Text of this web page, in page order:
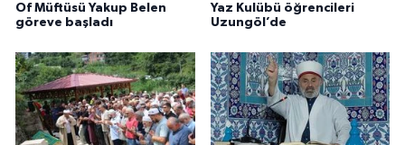
Of Müftüsü Yakup Belen
göreve başladı
Yaz Kulübü öğrencileri
Uzungöl’de